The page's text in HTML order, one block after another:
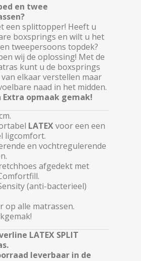
en twee
een splittopper! Heeft u
boxsprings en wilt u het
tweepersoons topdek?
wij de oplossing! Met de
kunt u de boxsprings
elkaar verstellen maar
naad in het midden.
Extra opmaak gemak!
LATEXvoor een een
ligcomfort.
en vochtregulerende
afgedekt met
(anti-bacterieel)
op alle matrassen.
LATEX SPLIT
leverbaar in de